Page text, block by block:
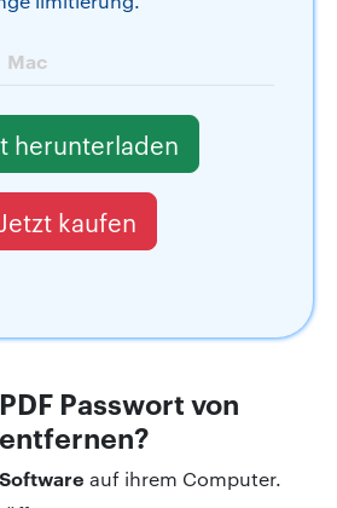
Mac
herunterladen
Jetzt kaufen
Passwort von
auf ihrem Computer.